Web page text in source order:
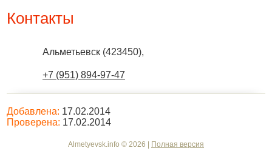
Контакты
Альметьевск (423450),
+7 (951) 894-97-47
Добавлена: 17.02.2014
Проверена: 17.02.2014
Almetyevsk.info © 2026 | Полная версия